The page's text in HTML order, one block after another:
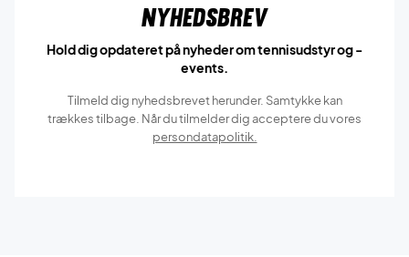
Nyhedsbrev
Hold dig opdateret på nyheder om tennisudstyr og -
events.
Tilmeld dig nyhedsbrevet herunder. Samtykke kan
trækkes tilbage. Når du tilmelder dig acceptere du vores
persondatapolitik.